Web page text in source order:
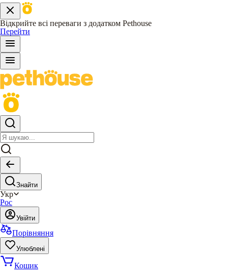
Відкрийте всі переваги з додатком Pethouse
Перейти
Знайти
Укр
Рос
Увійти
Порівняння
Улюблені
Кошик